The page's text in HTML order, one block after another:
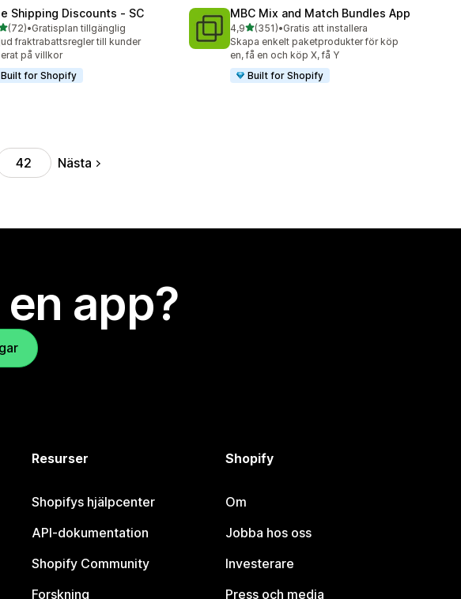
Shipping Discounts ‑ SC
5 stjärnor
(72) totalt
•Gratisplan tillgänglig
fraktrabattsregler till kunder
på villkor
Built for Shopify
MBC Mix and Match Bundles App
4,9av 5 stjärnor
(351)
351 recensioner totalt
•Gratis att installera
Skapa enkelt paketprodukter för köp
en, få en och köp X, få Y
Built for Shopify
42 Nästa
app?
Resurser
Shopifys hjälpcenter
API-dokumentation
Shopify Community
Forskning
Shopify
Om
Jobba hos oss
Investerare
Press och media